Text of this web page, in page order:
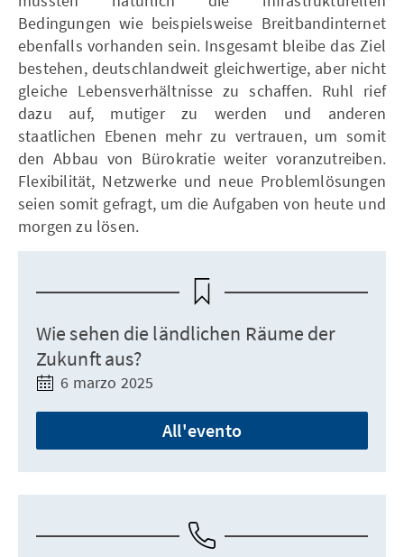
Bedingungen wie beispielsweise Breitbandinternet
ebenfalls vorhanden sein. Insgesamt bleibe das Ziel
bestehen, deutschlandweit gleichwertige, aber nicht
gleiche Lebensverhältnisse zu schaffen. Ruhl rief
dazu auf, mutiger zu werden und anderen
staatlichen Ebenen mehr zu vertrauen, um somit
den Abbau von Bürokratie weiter voranzutreiben.
Flexibilität, Netzwerke und neue Problemlösungen
seien somit gefragt, um die Aufgaben von heute und
morgen zu lösen.
Wie sehen die ländlichen Räume der
Zukunft aus?
6 marzo 2025
All'evento